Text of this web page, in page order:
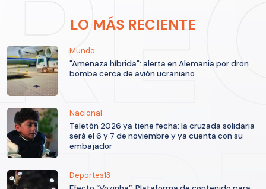
LO MÁS RECIENTE
Mundo
"Amenaza híbrida": alerta en Alemania por dron
bomba cerca de avión ucraniano
Nacional
Teletón 2026 ya tiene fecha: la cruzada solidaria
será el 6 y 7 de noviembre y ya cuenta con su
embajador
Deportes13